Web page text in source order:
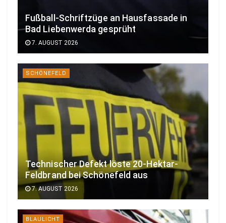
Fußball-Schriftzüge an Hausfassade in
Bad Liebenwerda gesprüht
7. AUGUST 2026
SCHÖNEFELD
Technischer Defekt löste 20-Hektar-
Feldbrand bei Schönefeld aus
7. AUGUST 2026
BLAULICHT